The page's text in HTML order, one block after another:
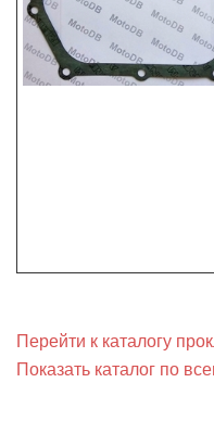
Перейти к каталогу
Показать каталог по